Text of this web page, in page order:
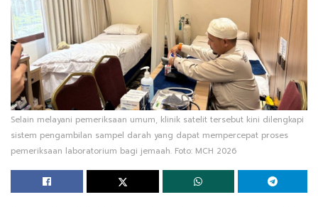
Selain melayani pemeriksaan umum, klinik satelit tersebut kini dilengkapi
sistem pengambilan sampel darah yang dapat mempercepat proses
pemeriksaan laboratorium bagi jemaah. Foto: MCH 2026